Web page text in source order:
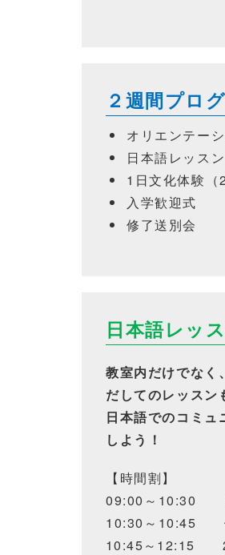
２週間プロ
オリエンテー
日本語レッス
1日文化体験（2
入学歓迎式
修了送別会
日本語レッ
教室内だけでなく
だしてのレッスン
日本語でのコミュ
しよう！
【時間割】
09:00～10:30
10:30～10:45
10:45～12:15